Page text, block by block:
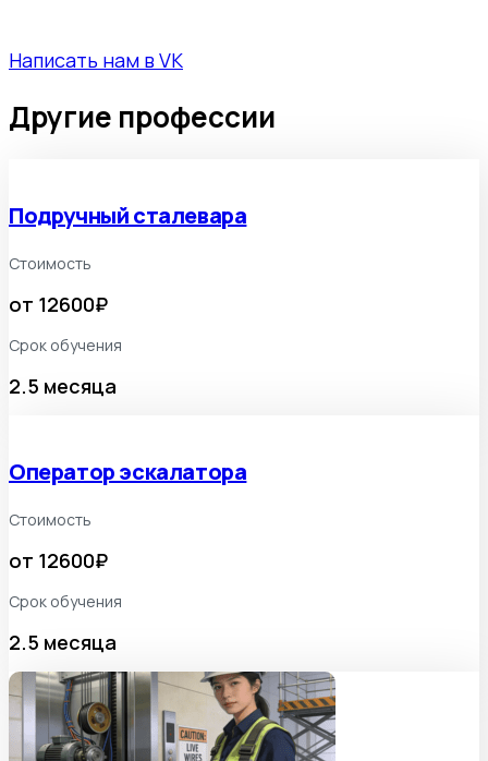
Написать нам в VK
Другие профессии
Подручный сталевара
Стоимость
от 12600₽
Срок обучения
2.5 месяца
Оператор эскалатора
Стоимость
от 12600₽
Срок обучения
2.5 месяца